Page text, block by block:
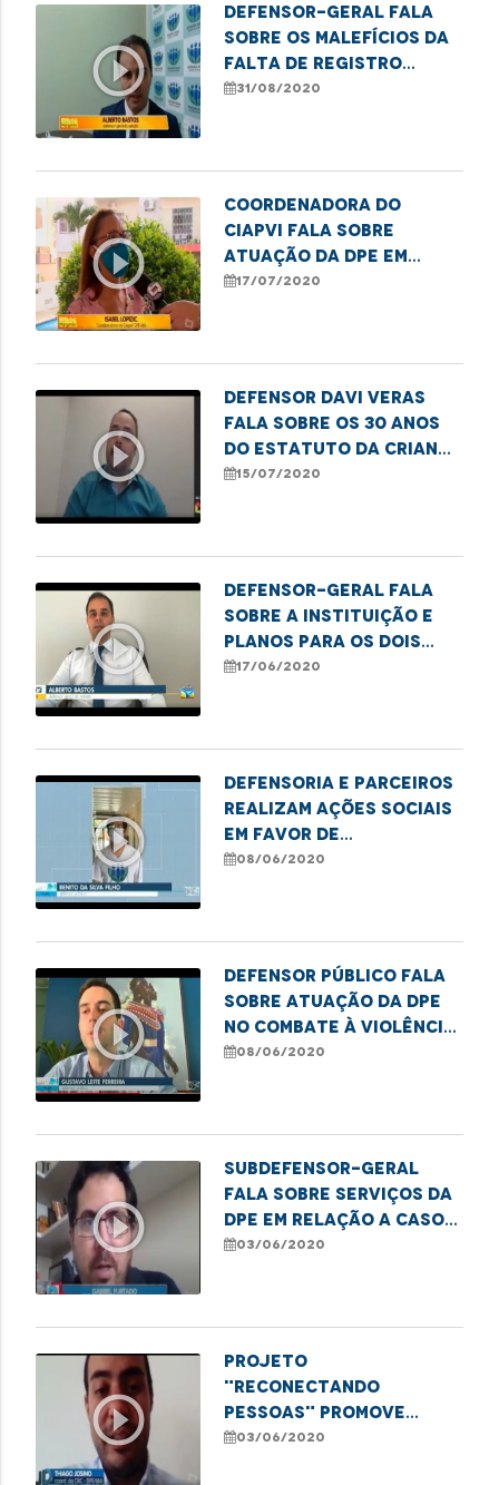
play_circle_outline
Defensor-geral fala
sobre os malefícios da
falta de registro
paterno em nome de
31/08/2020
play_circle_outline
Coordenadora do
Ciapvi fala sobre
atuação da DPE em
casos de abuso
17/07/2020
play_circle_outline
Defensor Davi Veras
fala sobre os 30 anos
do Estatuto da Criança
e do Adolescente
15/07/2020
play_circle_outline
Defensor-geral fala
sobre a instituição e
planos para os dois
próximos anos de
17/06/2020
play_circle_outline
Defensoria e parceiros
realizam ações sociais
em favor de
vulneráveis durante a
08/06/2020
play_circle_outline
Defensor público fala
sobre atuação da DPE
no combate à violência
contra a pessoa idosa
08/06/2020
play_circle_outline
Subdefensor-geral
fala sobre serviços da
DPE em relação a casos
de violência contra
03/06/2020
play_circle_outline
Projeto
"Reconectando
Pessoas" promove
audiências virtuais de
03/06/2020